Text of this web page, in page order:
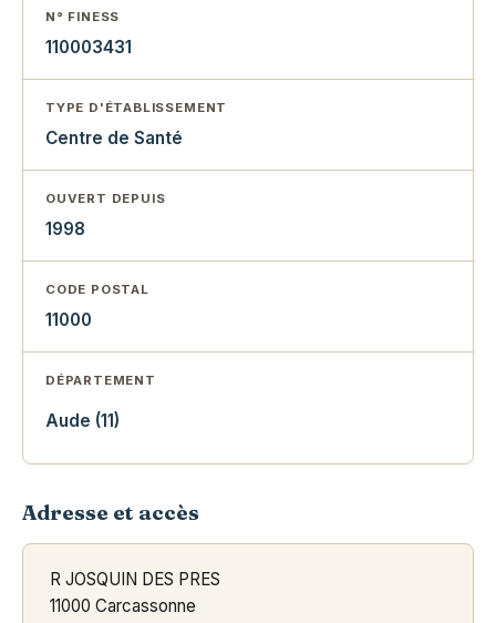
N° FINESS
110003431
TYPE D'ÉTABLISSEMENT
Centre de Santé
OUVERT DEPUIS
1998
CODE POSTAL
11000
DÉPARTEMENT
Aude (11)
Adresse et accès
R JOSQUIN DES PRES
11000 Carcassonne